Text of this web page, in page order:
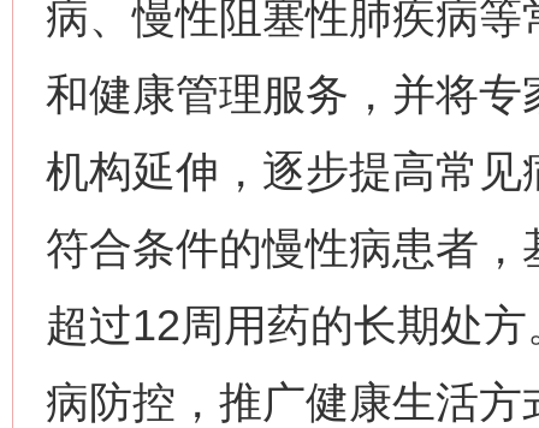
病、慢性阻塞性肺疾病
和健康管理服务，并将
机构延伸，逐步提高常
符合条件的慢性病患者
超过12周用药的长期处
病防控，推广健康生活